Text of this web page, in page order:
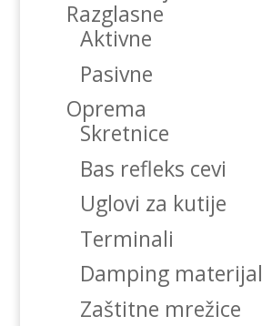
Razglasne
Aktivne
Pasivne
Oprema
Skretnice
Bas refleks cevi
Uglovi za kutije
Terminali
Damping materijal
Zaštitne mrežice